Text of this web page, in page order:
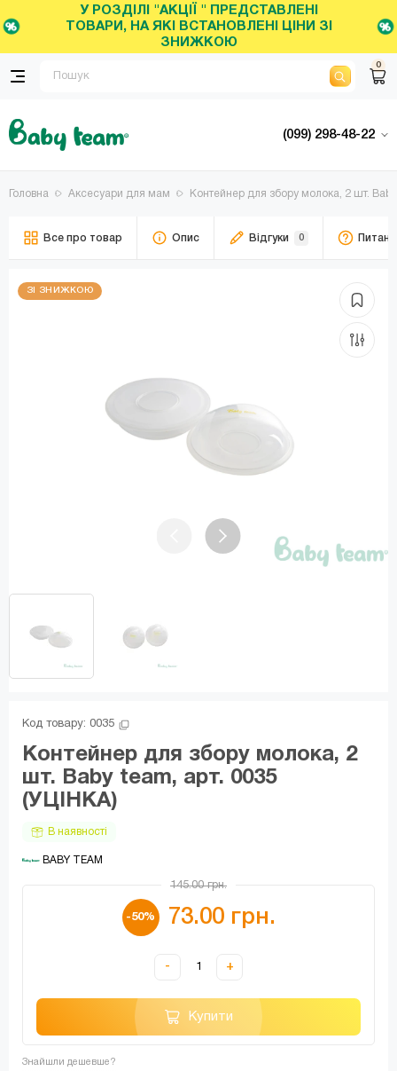
У РОЗДІЛІ "АКЦІЇ " ПРЕДСТАВЛЕНІ
ТОВАРИ, НА ЯКІ ВСТАНОВЛЕНІ ЦІНИ ЗІ
ЗНИЖКОЮ
0
(099) 298-48-22
Головна Аксесуари для мам Контейнер для збору молока, 2 шт.
Все про товар Опис Відгуки 0
ЗІ ЗНИЖКОЮ
Код товару: 0035
Контейнер для збору молока, 2
шт. Baby team, арт. 0035
(УЦІНКА)
В наявності
BABY TEAM
-50%
145.00 грн.
73.00 грн.
- +
Купити
Знайшли дешевше?